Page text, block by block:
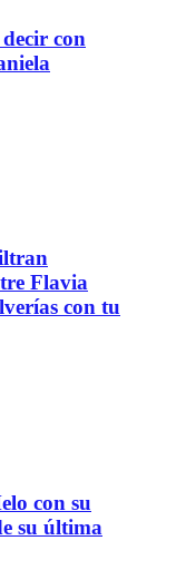
con
Flavia
con tu
con su
su última